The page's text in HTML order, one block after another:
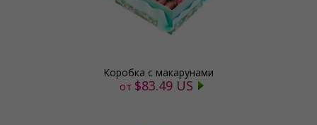
Коробка с макарунами
от $83.49 US